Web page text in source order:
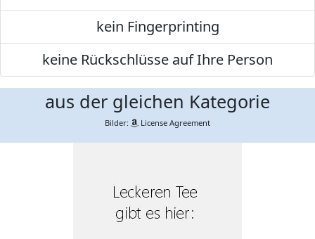
kein Fingerprinting
keine Rückschlüsse auf Ihre Person
aus der gleichen Kategorie
Bilder: License Agreement